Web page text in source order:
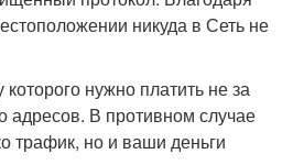
никуда в Сеть не
нужно платить не за
адресов. В противном случае
трафик, но и ваши деньги